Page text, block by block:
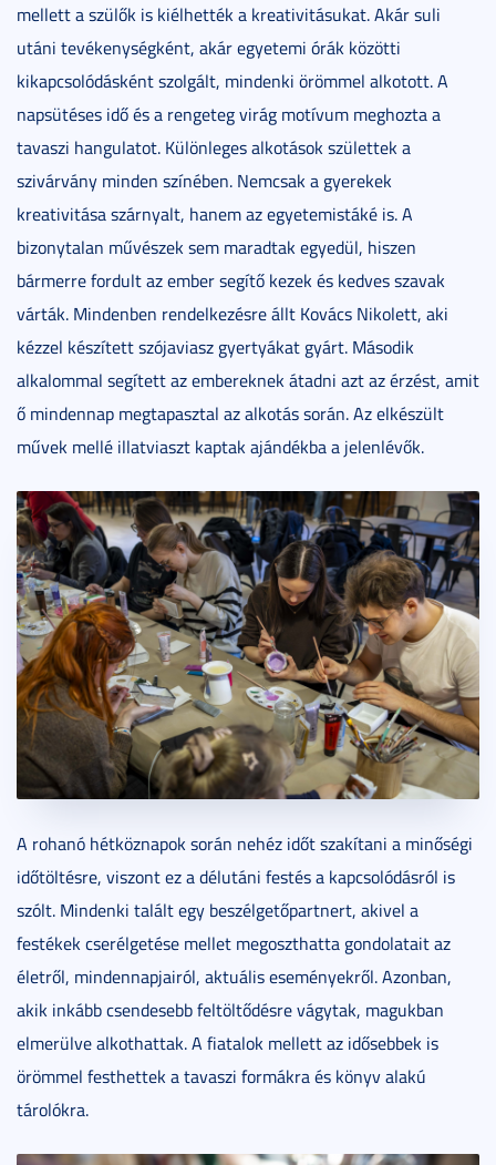
mellett a szülők is kiélhették a kreativitásukat. Akár suli
utáni tevékenységként, akár egyetemi órák közötti
kikapcsolódásként szolgált, mindenki örömmel alkotott. A
napsütéses idő és a rengeteg virág motívum meghozta a
tavaszi hangulatot. Különleges alkotások születtek a
szivárvány minden színében. Nemcsak a gyerekek
kreativitása szárnyalt, hanem az egyetemistáké is. A
bizonytalan művészek sem maradtak egyedül, hiszen
bármerre fordult az ember segítő kezek és kedves szavak
várták. Mindenben rendelkezésre állt Kovács Nikolett, aki
kézzel készített szójaviasz gyertyákat gyárt. Második
alkalommal segített az embereknek átadni azt az érzést, amit
ő mindennap megtapasztal az alkotás során. Az elkészült
művek mellé illatviaszt kaptak ajándékba a jelenlévők.
A rohanó hétköznapok során nehéz időt szakítani a minőségi
időtöltésre, viszont ez a délutáni festés a kapcsolódásról is
szólt. Mindenki talált egy beszélgetőpartnert, akivel a
festékek cserélgetése mellet megoszthatta gondolatait az
életről, mindennapjairól, aktuális eseményekről. Azonban,
akik inkább csendesebb feltöltődésre vágytak, magukban
elmerülve alkothattak. A fiatalok mellett az idősebbek is
örömmel festhettek a tavaszi formákra és könyv alakú
tárolókra.